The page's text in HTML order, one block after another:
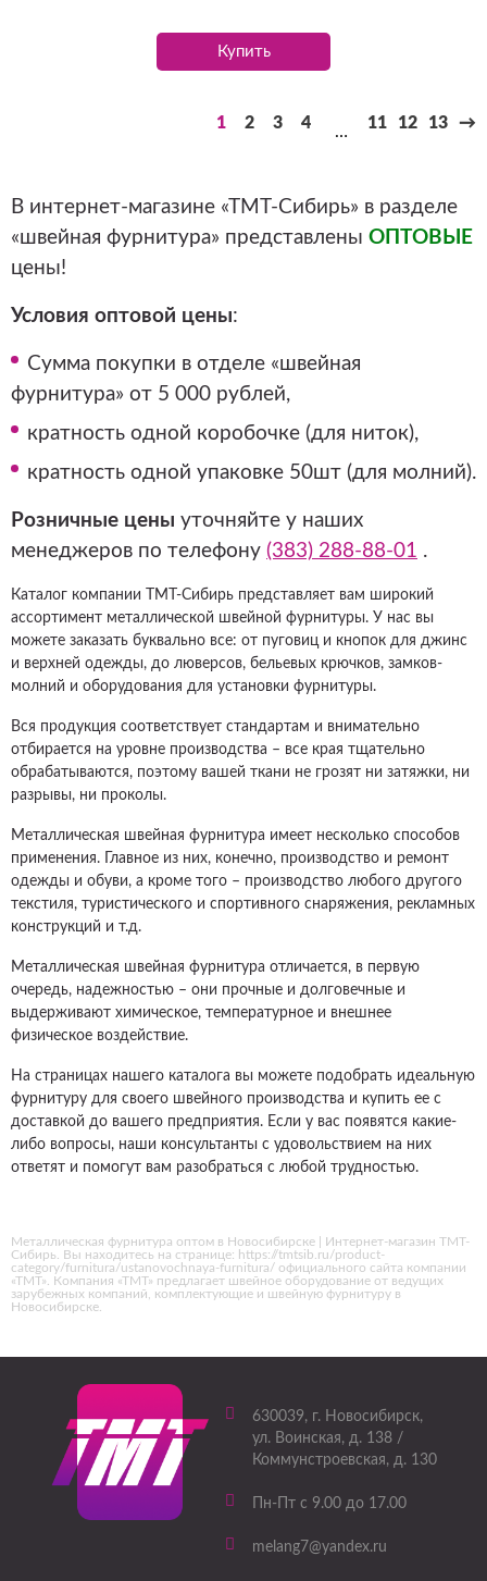
Купить
1 2 3 4 … 11 12 13 →
В интернет-магазине «ТМТ-Сибирь» в разделе
«швейная фурнитура» представлены ОПТОВЫЕ
цены!
Условия оптовой цены:
Сумма покупки в отделе «швейная
фурнитура» от 5 000 рублей,
кратность одной коробочке (для ниток),
кратность одной упаковке 50шт (для молний).
Розничные цены уточняйте у наших
менеджеров по телефону (383) 288-88-01 .
Каталог компании ТМТ-Сибирь представляет вам широкий
ассортимент металлической швейной фурнитуры. У нас вы
можете заказать буквально все: от пуговиц и кнопок для джинс
и верхней одежды, до люверсов, бельевых крючков, замков-
молний и оборудования для установки фурнитуры.
Вся продукция соответствует стандартам и внимательно
отбирается на уровне производства – все края тщательно
обрабатываются, поэтому вашей ткани не грозят ни затяжки, ни
разрывы, ни проколы.
Металлическая швейная фурнитура имеет несколько способов
применения. Главное из них, конечно, производство и ремонт
одежды и обуви, а кроме того – производство любого другого
текстиля, туристического и спортивного снаряжения, рекламных
конструкций и т.д.
Металлическая швейная фурнитура отличается, в первую
очередь, надежностью – они прочные и долговечные и
выдерживают химическое, температурное и внешнее
физическое воздействие.
На страницах нашего каталога вы можете подобрать идеальную
фурнитуру для своего швейного производства и купить ее с
доставкой до вашего предприятия. Если у вас появятся какие-
либо вопросы, наши консультанты с удовольствием на них
ответят и помогут вам разобраться с любой трудностью.
Металлическая фурнитура оптом в Новосибирске | Интернет-магазин ТМТ-
Сибирь. Вы находитесь на странице: https://tmtsib.ru/product-
category/furnitura/ustanovochnaya-furnitura/ официального сайта компании
«ТМТ». Компания «ТМТ» предлагает швейное оборудование от ведущих
зарубежных компаний, комплектующие и швейную фурнитуру в
Новосибирске.
630039, г. Новосибирск,
ул. Воинская, д. 138 /
Коммунстроевская, д. 130
Пн-Пт с 9.00 до 17.00
melang7@yandex.ru